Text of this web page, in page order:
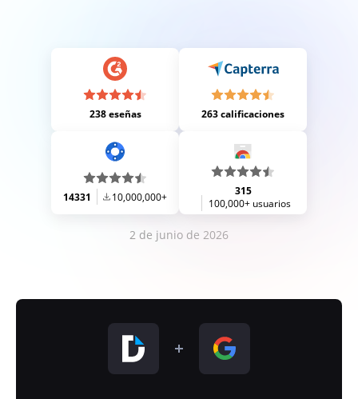
238 eseñas 263 calificaciones
14331 10,000,000+
315
100,000+ usuarios
2 de junio de 2026